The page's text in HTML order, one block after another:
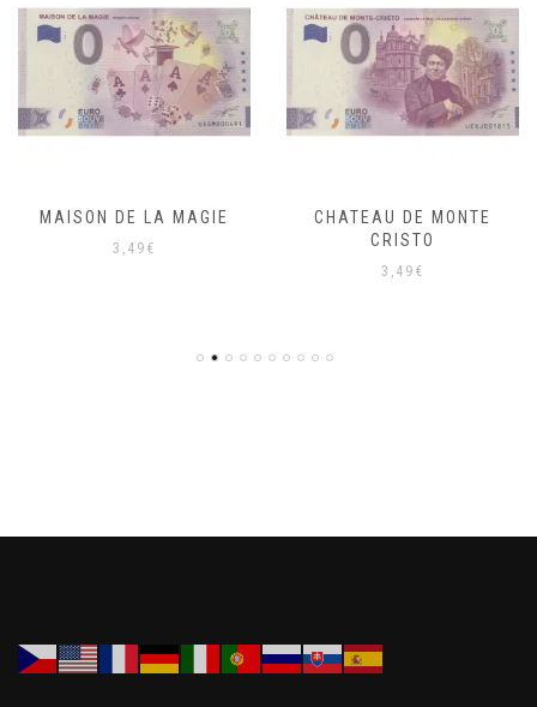
MAISON DE LA MAGIE
3,49 €
CHATEAU DE MONTE
CRISTO
3,49 €